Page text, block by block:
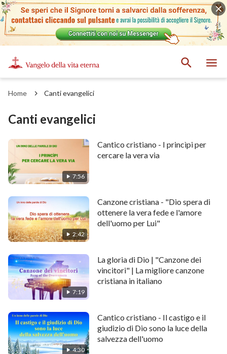
Home Canti evangelici
Canti evangelici
7:56
Cantico cristiano - I princìpi per
cercare la vera via
2:42
Canzone cristiana - "Dio spera di
ottenere la vera fede e l'amore
dell'uomo per Lui"
7:19
La gloria di Dio | "Canzone dei
vincitori" | La migliore canzone
cristiana in italiano
4:30
Cantico cristiano - Il castigo e il
giudizio di Dio sono la luce della
salvezza dell'uomo